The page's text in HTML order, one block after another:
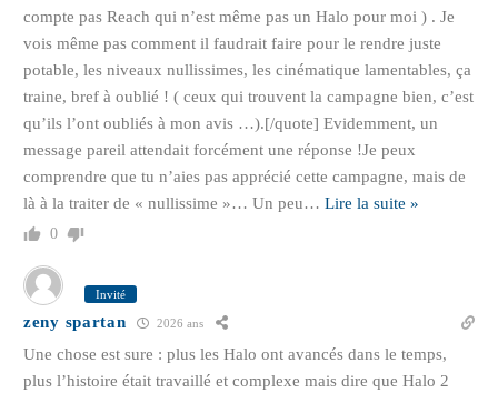
compte pas Reach qui n’est même pas un Halo pour moi ) . Je
vois même pas comment il faudrait faire pour le rendre juste
potable, les niveaux nullissimes, les cinématique lamentables, ça
traine, bref à oublié ! ( ceux qui trouvent la campagne bien, c’est
qu’ils l’ont oubliés à mon avis …).[/quote] Evidemment, un
message pareil attendait forcément une réponse !Je peux
comprendre que tu n’aies pas apprécié cette campagne, mais de
là à la traiter de « nullissime »… Un peu… Lire la suite »
0
Invité
zeny spartan 2026 ans
Une chose est sure : plus les Halo ont avancés dans le temps,
plus l’histoire était travaillé et complexe mais dire que Halo 2